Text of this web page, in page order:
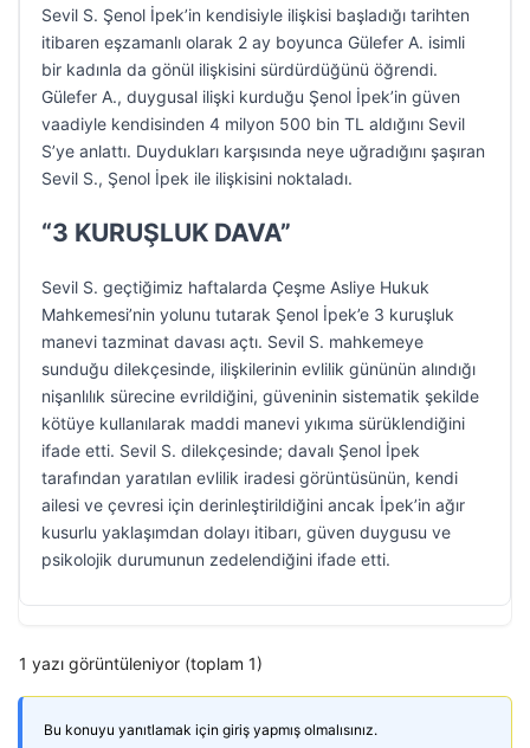
Sevil S. Şenol İpek’in kendisiyle ilişkisi başladığı tarihten
itibaren eşzamanlı olarak 2 ay boyunca Gülefer A. isimli
bir kadınla da gönül ilişkisini sürdürdüğünü öğrendi.
Gülefer A., duygusal ilişki kurduğu Şenol İpek’in güven
vaadiyle kendisinden 4 milyon 500 bin TL aldığını Sevil
S’ye anlattı. Duydukları karşısında neye uğradığını şaşıran
Sevil S., Şenol İpek ile ilişkisini noktaladı.
“3 KURUŞLUK DAVA”
Sevil S. geçtiğimiz haftalarda Çeşme Asliye Hukuk
Mahkemesi’nin yolunu tutarak Şenol İpek’e 3 kuruşluk
manevi tazminat davası açtı. Sevil S. mahkemeye
sunduğu dilekçesinde, ilişkilerinin evlilik gününün alındığı
nişanlılık sürecine evrildiğini, güveninin sistematik şekilde
kötüye kullanılarak maddi manevi yıkıma sürüklendiğini
ifade etti. Sevil S. dilekçesinde; davalı Şenol İpek
tarafından yaratılan evlilik iradesi görüntüsünün, kendi
ailesi ve çevresi için derinleştirildiğini ancak İpek’in ağır
kusurlu yaklaşımdan dolayı itibarı, güven duygusu ve
psikolojik durumunun zedelendiğini ifade etti.
1 yazı görüntüleniyor (toplam 1)
Bu konuyu yanıtlamak için giriş yapmış olmalısınız.